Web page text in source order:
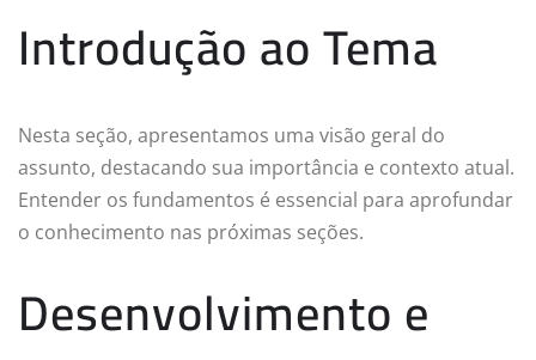
Introdução ao Tema
Nesta seção, apresentamos uma visão geral do
assunto, destacando sua importância e contexto atual.
Entender os fundamentos é essencial para aprofundar
o conhecimento nas próximas seções.
Desenvolvimento e